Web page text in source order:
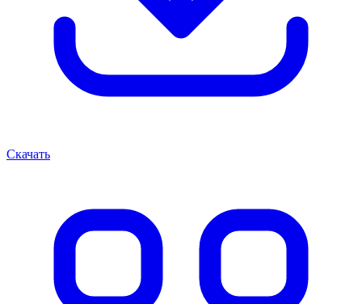
Скачать